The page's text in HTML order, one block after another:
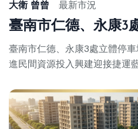
大衛 曾曾 最新市況
臺南市仁德、永康3處立體停
進民間資源投入興建迎接捷運